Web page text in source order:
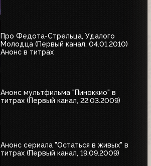
Про Федота-Стрельца, Удалого
Молодца (Первый канал, 04.01.2010)
Анонс в титрах
Анонс мультфильма "Пиноккио" в
титрах (Первый канал, 22.03.2009)
Анонс сериала "Остаться в живых" в
титрах (Первый канал, 19.09.2009)